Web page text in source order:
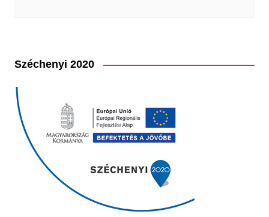
Széchenyi 2020